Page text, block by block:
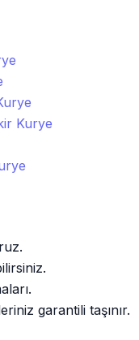
Kurye
garantili taşınır.